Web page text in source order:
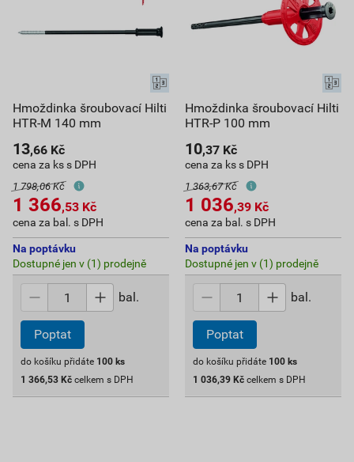
Hmoždinka šroubovací Hilti
HTR-M 140 mm
13,66 Kč
cena za ks s DPH
1 798,06 Kč
1 366,53 Kč
cena za bal. s DPH
Na poptávku
Dostupné jen v (1) prodejně
bal.
Poptat
do košíku přidáte 100 ks
1 366,53 Kč celkem s DPH
Hmoždinka šroubovací Hilti
HTR-P 100 mm
10,37 Kč
cena za ks s DPH
1 363,67 Kč
1 036,39 Kč
cena za bal. s DPH
Na poptávku
Dostupné jen v (1) prodejně
bal.
Poptat
do košíku přidáte 100 ks
1 036,39 Kč celkem s DPH